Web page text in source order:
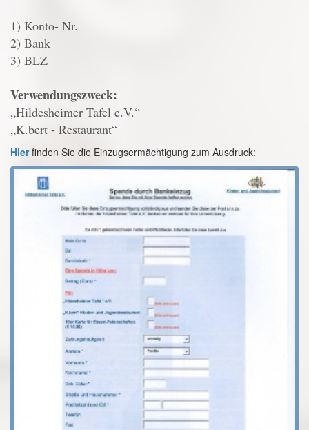
1) Konto- Nr.
2) Bank
3) BLZ
Verwendungszweck:
„Hildesheimer Tafel e.V.“
„K.bert - Restaurant“
Hierfinden Sie die Einzugsermächtigung zum Ausdruck: